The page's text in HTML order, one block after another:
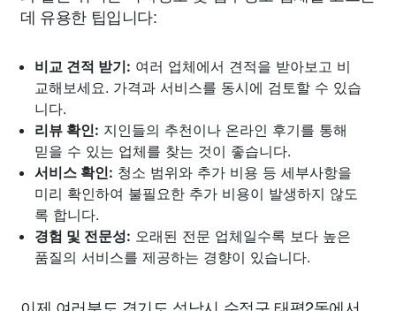
데 유용한 팁입니다:
비교 견적 받기: 여러 업체에서 견적을 받아보고 비
교해보세요. 가격과 서비스를 동시에 검토할 수 있습
니다.
리뷰 확인: 지인들의 추천이나 온라인 후기를 통해
믿을 수 있는 업체를 찾는 것이 좋습니다.
서비스 확인: 청소 범위와 추가 비용 등 세부사항을
미리 확인하여 불필요한 추가 비용이 발생하지 않도
록 합니다.
경험 및 전문성: 오래된 전문 업체일수록 보다 높은
품질의 서비스를 제공하는 경향이 있습니다.
이제 여러분도 경기도 성남시 수정구 태평2동에서